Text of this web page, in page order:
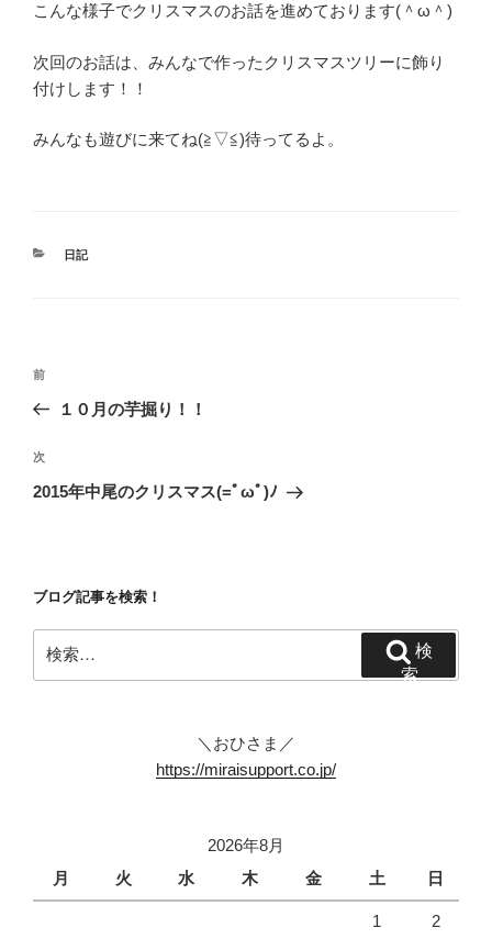
こんな様子でクリスマスのお話を進めております(＾ω＾)
次回のお話は、みんなで作ったクリスマスツリーに飾り
付けします！！
みんなも遊びに来てね(≧▽≦)待ってるよ。
カ
日記
投
ビ
ゲ
ン
前
の
稿
前
１０月の芋掘り！！
次
の
次
2015年中尾のクリスマス(=ﾟωﾟ)ﾉ
ブログ記事を検索！
索:
索
＼おひさま／
https://miraisupport.co.jp/
2026年8月
月
火 水 木 金 土 日
1 2